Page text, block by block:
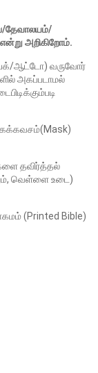
தேவாலயம்/
அறிகிறோம்.
ஆட்டோ) வருவோர்
அகப்படாமல்
தவிர்த்தல்
வெள்ளை உடை)
(Printed Bible)